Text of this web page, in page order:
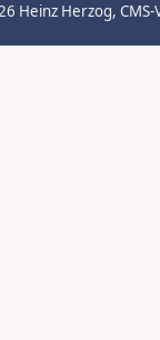
Heinz Herzog,